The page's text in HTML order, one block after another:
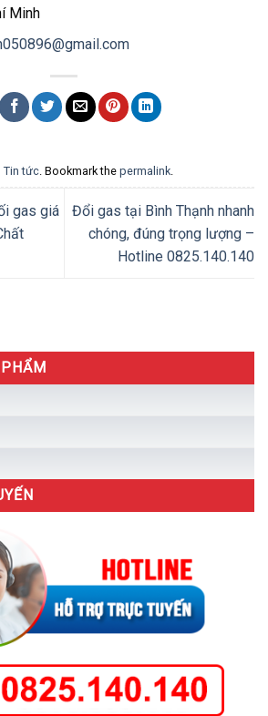
Minh
Tin tức . Bookmark the permalink
gas giá
Đổi gas tại Bình Thạnh nhanh
chóng, đúng trọng lượng –
Hotline 0825.140.140